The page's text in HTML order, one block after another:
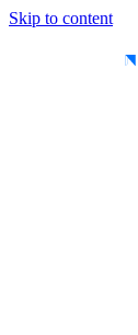
Skip to content